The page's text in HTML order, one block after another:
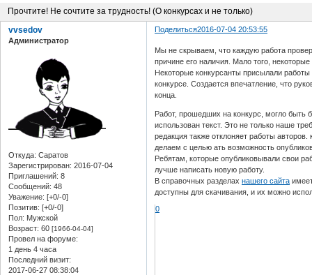
Прочтите! Не сочтите за трудность! (О конкурсах и не только)
Поделиться2016-07-04 20:53:55
vvsedov
Администратор
Откуда: Саратов
Зарегистрирован: 2016-07-04
Приглашений: 8
Сообщений: 48
Уважение: [+0/-0]
Позитив: [+0/-0]
Пол: Мужской
Возраст: 60 [1966-04-04]
Провел на форуме:
1 день 4 часа
Последний визит:
2017-06-27 08:38:04
Мы не скрываем, что каждую работа
причине его наличия. Мало того,
Некоторые конкурсанты присылали
конкурсе. Создается впечатление, что
конца.
Работ, прошедших на конкурс, могло быть
использован текст. Это не только наше
редакция также отклоняет работы
делаем с целью ать возможность
Ребятам, которые опубликовывали свои
лучше написать новую работу.
В справочных разделахнашего сайта
доступны для скачивания, и их можно
0